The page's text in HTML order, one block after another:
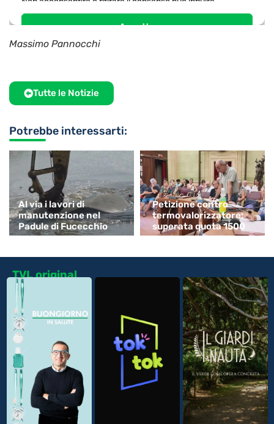
Massimo Pannocchi
Tutte le Notizie
Potrebbe interessarti:
Al via i lavori di
manutenzione nel
Padule di Fucecchio
Petizione contro
termovalorizzatore:
superata quota 1500
TVL original